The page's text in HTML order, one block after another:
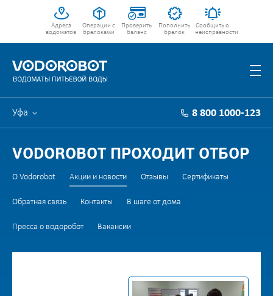
Адреса
водоматов
Операции с
брелоками
Проверить
баланс
Пополнить
брелок
Сообщить о
неисправности
Уфа 8 800 1000-123
VODOROBOT ПРОХОДИТ ОТБОР
О Vodorobot Акции и новости Отзывы Сертификаты
Обратная связь Контакты В шаге от дома
Пресса о водоробот Вакансии